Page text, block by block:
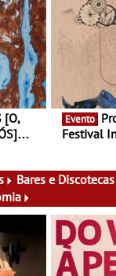
da
da
Atum -
Gallery a
19:30
Evento
Festival
29 de
Bares e Discotecas